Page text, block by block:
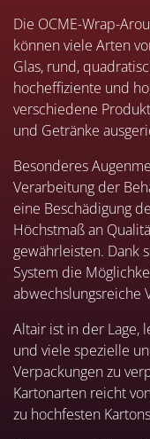
Die OCME-Wrap-
können viele Arten
Glas, rund,
hocheffiziente und
verschiedene
und Getränke
Besonderes
Verarbeitung der
eine Beschädigung
Höchstmaß an
gewährleisten. Dank
System die
abwechslungsreiche
Altair ist in der Lage,
und viele spezielle
Verpackungen zu
Kartonarten reicht
zu hochfesten